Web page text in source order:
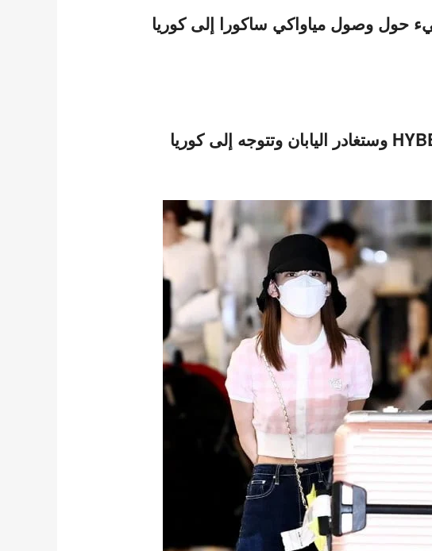
حول وصول مياواكي ساكورا إلى كوريا
وقعت مياواكي ساكورا عقدًا مع HYBE وستغادر اليابان وتتوجه إلى كوريا